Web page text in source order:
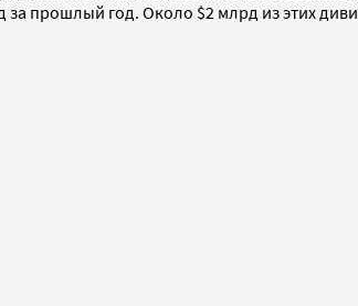
прошлый год. Около $2 млрд из этих